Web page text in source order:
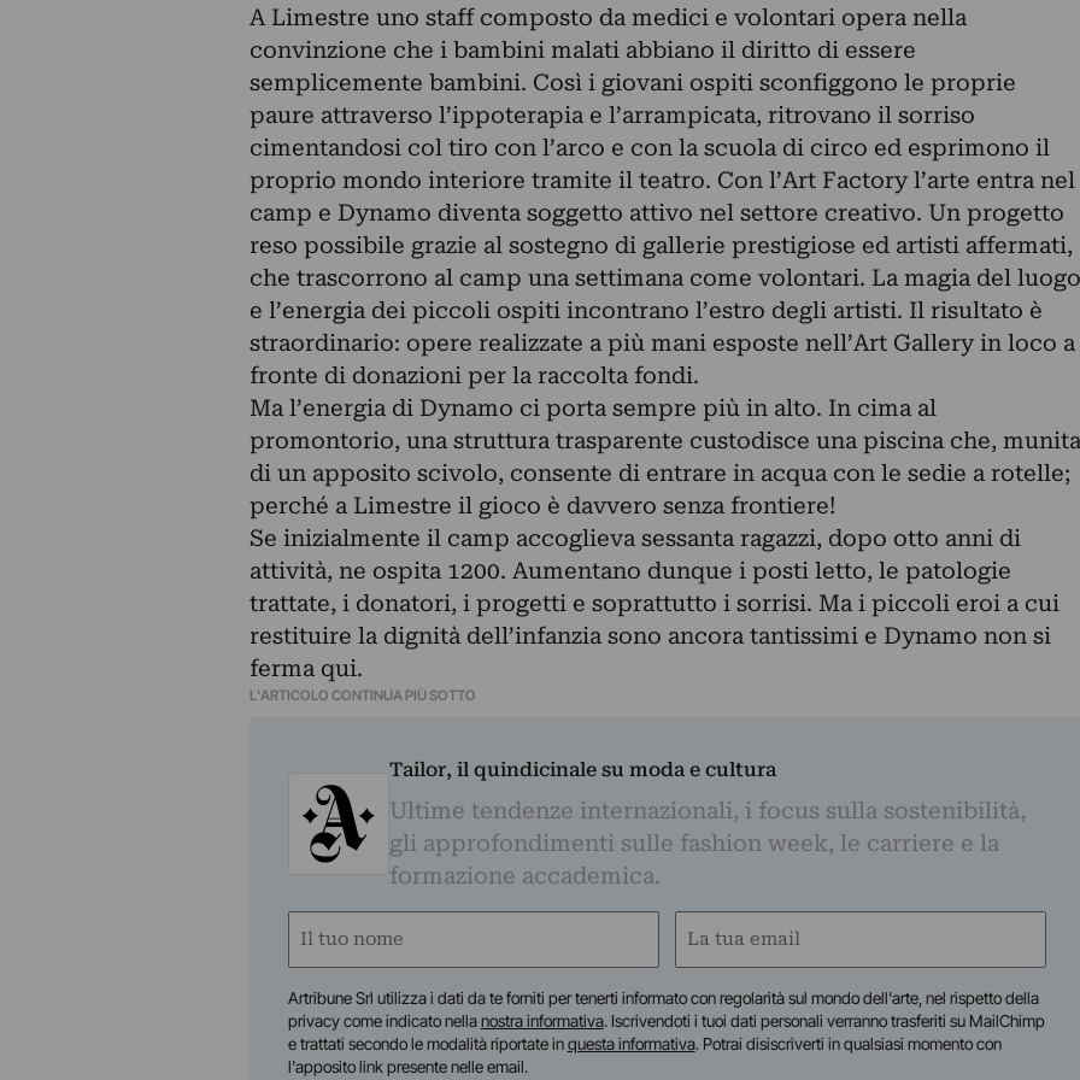
A Limestre uno staff composto da medici e volontari opera nella
convinzione che i bambini malati abbiano il diritto di essere
semplicemente bambini. Così i giovani ospiti sconfiggono le proprie
paure attraverso l’ippoterapia e l’arrampicata, ritrovano il sorriso
cimentandosi col tiro con l’arco e con la scuola di circo ed esprimono il
proprio mondo interiore tramite il teatro. Con l’Art Factory l’arte entra nel
camp e Dynamo diventa soggetto attivo nel settore creativo. Un progetto
reso possibile grazie al sostegno di gallerie prestigiose ed artisti affermati,
che trascorrono al camp una settimana come volontari. La magia del luogo
e l’energia dei piccoli ospiti incontrano l’estro degli artisti. Il risultato è
straordinario: opere realizzate a più mani esposte nell’Art Gallery in loco a
fronte di donazioni per la raccolta fondi.
Ma l’energia di Dynamo ci porta sempre più in alto. In cima al
promontorio, una struttura trasparente custodisce una piscina che, munita
di un apposito scivolo, consente di entrare in acqua con le sedie a rotelle;
perché a Limestre il gioco è davvero senza frontiere!
Se inizialmente il camp accoglieva sessanta ragazzi, dopo otto anni di
attività, ne ospita 1200. Aumentano dunque i posti letto, le patologie
trattate, i donatori, i progetti e soprattutto i sorrisi. Ma i piccoli eroi a cui
restituire la dignità dell’infanzia sono ancora tantissimi e Dynamo non si
ferma qui.
L'ARTICOLO CONTINUA PIÙ SOTTO
Tailor, il quindicinale su moda e cultura
Ultime tendenze internazionali, i focus sulla sostenibilità,
gli approfondimenti sulle fashion week, le carriere e la
formazione accademica.
Nome
Email
Artribune Srl utilizza i dati da te forniti per tenerti informato con regolarità sul mondo dell'arte, nel rispetto della
privacy come indicato nellanostra informativa. Iscrivendoti i tuoi dati personali verranno trasferiti su MailChimp
e trattati secondo le modalità riportate inquesta informativa. Potrai disiscriverti in qualsiasi momento con
l'apposito link presente nelle email.